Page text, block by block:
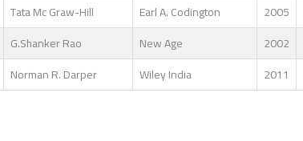
Tata Mc Graw-Hill Earl A. Codington 2005
G.Shanker Rao New Age 2002
Norman R. Darper Wiley India 2011